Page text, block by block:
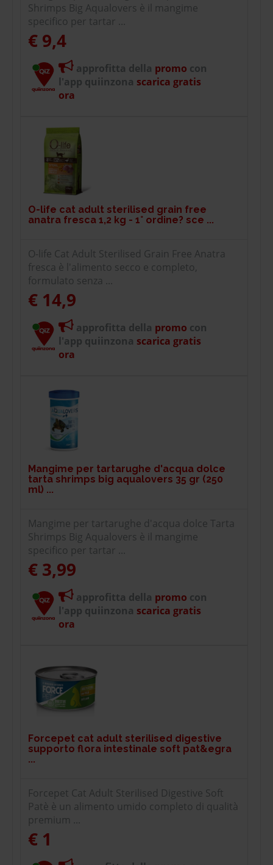
Shrimps Big Aqualovers è il mangime
specifico per tartar ...
€ 9,4
approfitta della promo con
l'app quiinzona scarica gratis
ora
O-life cat adult sterilised grain free
anatra fresca 1,2 kg - 1° ordine? sce ...
O-life Cat Adult Sterilised Grain Free Anatra
fresca è l'alimento secco e completo,
formulato senza ...
€ 14,9
approfitta della promo con
l'app quiinzona scarica gratis
ora
Mangime per tartarughe d'acqua dolce
tarta shrimps big aqualovers 35 gr (250
ml) ...
Mangime per tartarughe d'acqua dolce Tarta
Shrimps Big Aqualovers è il mangime
specifico per tartar ...
€ 3,99
approfitta della promo con
l'app quiinzona scarica gratis
ora
Forcepet cat adult sterilised digestive
supporto flora intestinale soft pat&egra
...
Forcepet Cat Adult Sterilised Digestive Soft
Patè è un alimento umido completo di qualità
premium ...
€ 1